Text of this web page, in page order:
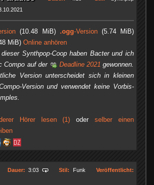
(10.48 MiB) .ogg-Version(5.74 MiB)
MiB) Online anhören
Synthpop-Coop haben Bacter und ich
Compo auf der
Deadline 2021 gewonnen.
Version unterscheidet sich in kleinen
Version und verwendet keine Vorbis-
Hörer lesen (1) oderselber einen
Dauer: 3:03 Stil: Funk
Veröffentlicht: